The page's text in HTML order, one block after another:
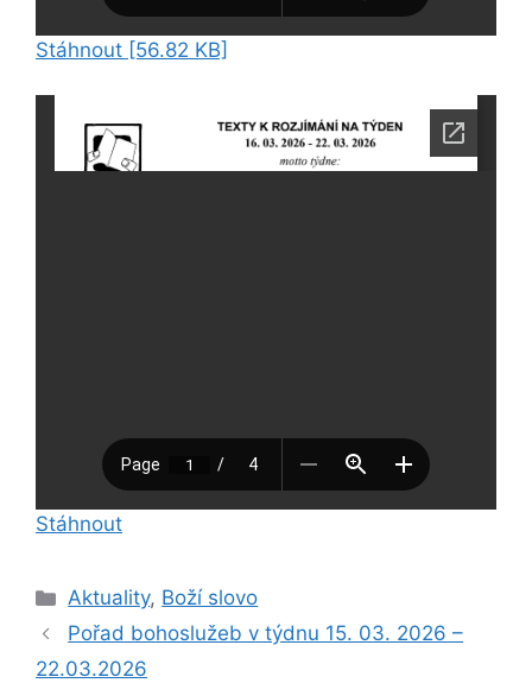
Stáhnout [56.82 KB]
Stáhnout
Rubriky
Aktuality, Boží slovo
Pořad bohoslužeb v týdnu 15. 03. 2026 –
22.03.2026